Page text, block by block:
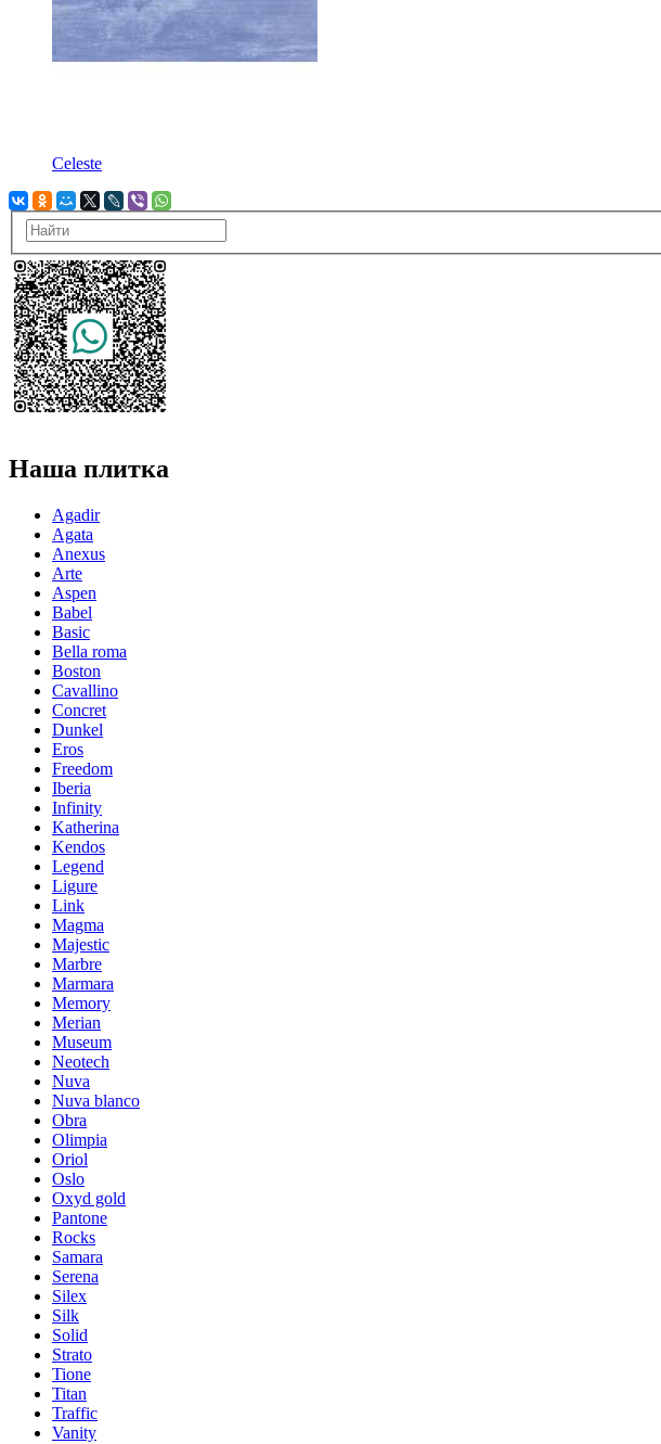
Celeste
Наша плитка
Agadir
Agata
Anexus
Arte
Aspen
Babel
Basic
Bella roma
Boston
Cavallino
Concret
Dunkel
Eros
Freedom
Iberia
Infinity
Katherina
Kendos
Legend
Ligure
Link
Magma
Majestic
Marbre
Marmara
Memory
Merian
Museum
Neotech
Nuva
Nuva blanco
Obra
Olimpia
Oriol
Oslo
Oxyd gold
Pantone
Rocks
Samara
Serena
Silex
Silk
Solid
Strato
Tione
Titan
Traffic
Vanity